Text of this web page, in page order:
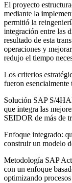
El proyecto
mediante la
permitió la
integración entre las
resultado de esta
operaciones y
redujo el tiempo
Los criterios
fueron esencialmente
Solución SAP S/
que integra las
SEIDOR de más de
Enfoque integrado:
construir un modelo
Metodología SAP
con un enfoque
optimizando